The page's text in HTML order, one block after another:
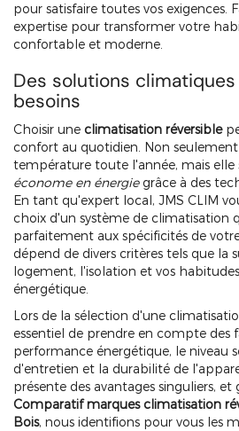
pour satisfaire toutes vos exigences.
expertise pour transformer votre
confortable et moderne.
Des solutions
besoins
Choisir une climatisation réversible
confort au quotidien. Non
température toute l'année, mais
économe en énergiegrâce à des
En tant qu'expert local, JMS CLIM
choix d'un système de climatisation
parfaitement aux spécificités de
dépend de divers critères tels que la
logement, l'isolation et vos
énergétique.
Lors de la sélection d'une
essentiel de prendre en compte des
performance énergétique, le niveau
d'entretien et la durabilité de
présente des avantages singuliers,
Comparatif marques climatisation
Bois, nous identifions pour vous les